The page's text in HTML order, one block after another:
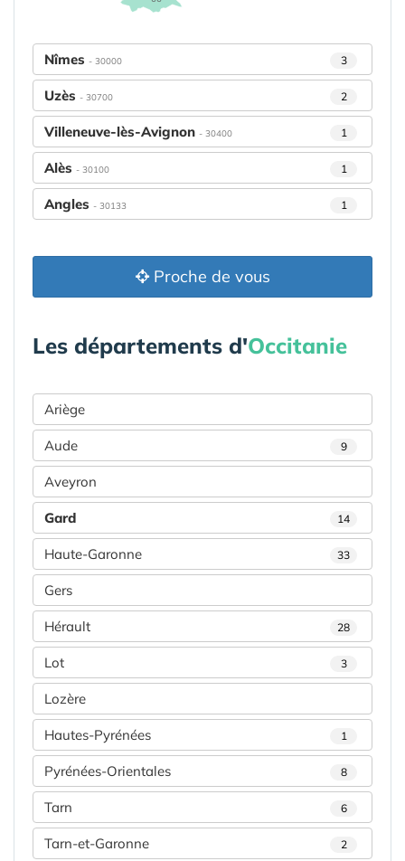
Nîmes - 30000 3
Uzès - 30700 2
Villeneuve-lès-Avignon - 30400 1
Alès - 30100 1
Angles - 30133 1
Proche de vous
Les départements d'Occitanie
Ariège
Aude 9
Aveyron
Gard 14
Haute-Garonne 33
Gers
Hérault 28
Lot 3
Lozère
Hautes-Pyrénées 1
Pyrénées-Orientales 8
Tarn 6
Tarn-et-Garonne 2